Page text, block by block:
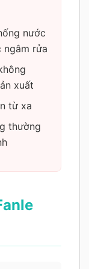
nước
rửa
xuất
từ xa
thường